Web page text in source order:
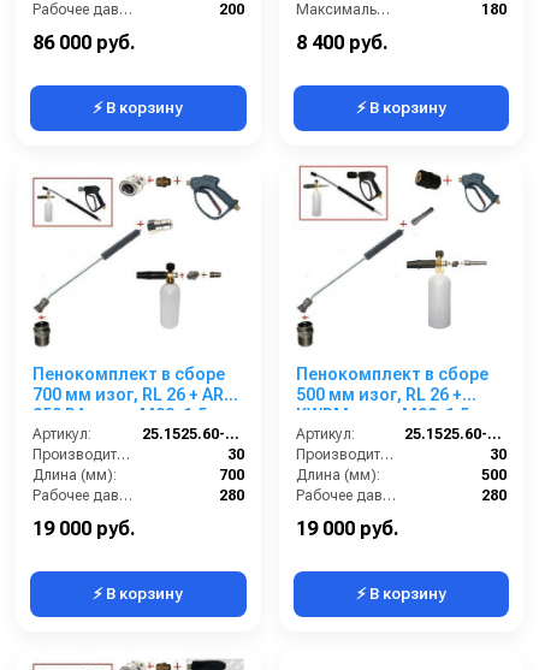
Рабочее давление (бар):
200
Мощность (кВт):
86 000 руб.
⚡ В корзину
Максимальное рабочее давление (бар):
180
Объём бака для моющего средства (л):
8 400 руб.
⚡ В корзину
Пенокомплект в сборе
700 мм изог, RL 26 + ARS
350 РА; вход М22х1,5ш.
Артикул:
25.1525.60-P26 -7
Производительность (л/мин):
30
Длина (мм):
700
Рабочее давление (бар):
280
19 000 руб.
⚡ В корзину
Пенокомплект в сборе
500 мм изог, RL 26 +
KWRM; вход М22х1,5ш.
Артикул:
25.1525.60-P26KWRM
Производительность (л/мин):
30
Длина (мм):
500
Рабочее давление (бар):
280
19 000 руб.
⚡ В корзину